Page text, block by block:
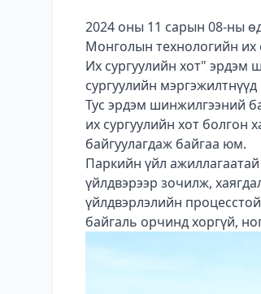
2024 оны 11 сарын 08-ны
Монголын технологийн их
Их сургуулийн хот" эрдэм
сургуулийн
Тус эрдэм шинжилгээний
их сургуулийн хот болгон
байгуулагдаж байгаа юм.
Паркийн үйл
үйлдвэрээр зочилж,
үйлдвэрлэлийн
байгаль орчинд хоргүй,